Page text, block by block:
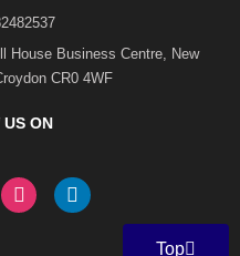
House Business Centre, New
CR0 4WF
ON
I
n
L
i
Top